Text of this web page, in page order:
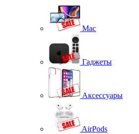
Mac
Гаджеты
Аксессуары
AirPods